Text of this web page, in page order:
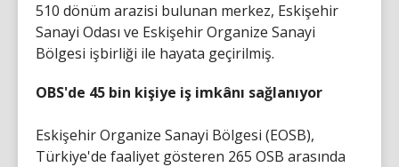
510 dönüm arazisi bulunan merkez, Eskişehir
Sanayi Odası ve Eskişehir Organize Sanayi
Bölgesi işbirliği ile hayata geçirilmiş.
OBS'de 45 bin kişiye iş imkânı sağlanıyor
Eskişehir Organize Sanayi Bölgesi (EOSB),
Türkiye'de faaliyet gösteren 265 OSB arasında